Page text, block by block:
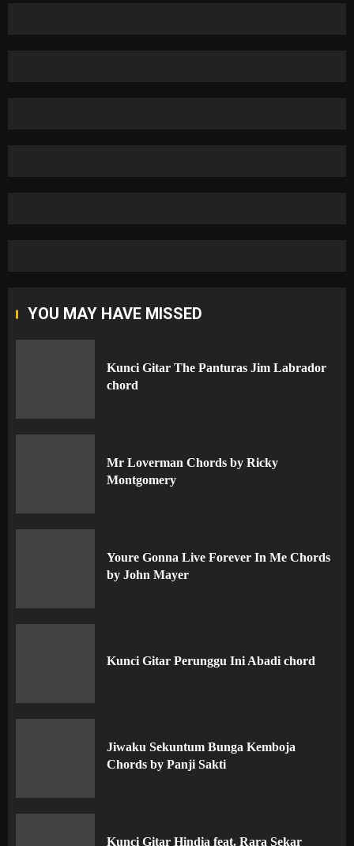
YOU MAY HAVE MISSED
Kunci Gitar The Panturas Jim Labrador
chord
Mr Loverman Chords by Ricky
Montgomery
Youre Gonna Live Forever In Me Chords
by John Mayer
Kunci Gitar Perunggu Ini Abadi chord
Jiwaku Sekuntum Bunga Kemboja
Chords by Panji Sakti
Kunci Gitar Hindia feat. Rara Sekar